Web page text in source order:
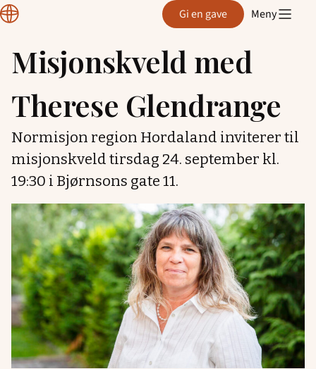
Hopp
innhold
Normisjon
Hordaland
Gi en gave Meny
Misjonskveld med
Therese Glendrange
Normisjon region Hordaland inviterer til
misjonskveld tirsdag 24. september kl.
19:30 i Bjørnsons gate 11.